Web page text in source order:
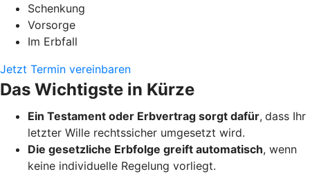
Schenkung
Vorsorge
Im Erbfall
Jetzt Termin vereinbaren
Das Wichtigste in Kürze
Ein Testament oder Erbvertrag sorgt dafür, dass Ihr
letzter Wille rechtssicher umgesetzt wird.
Die gesetzliche Erbfolge greift automatisch, wenn
keine individuelle Regelung vorliegt.